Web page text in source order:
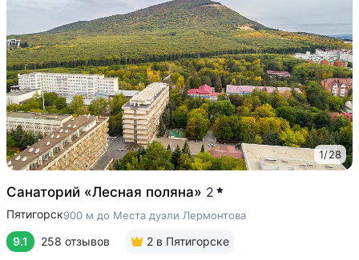
1/28
Санаторий «Лесная поляна» 2
Пятигорск900 м до Места дуэли Лермонтова
9.1 258 отзывов 2 в Пятигорске